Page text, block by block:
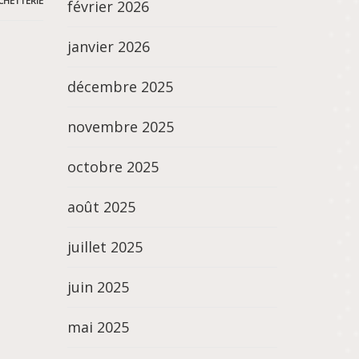
février 2026
janvier 2026
décembre 2025
novembre 2025
octobre 2025
août 2025
juillet 2025
juin 2025
mai 2025